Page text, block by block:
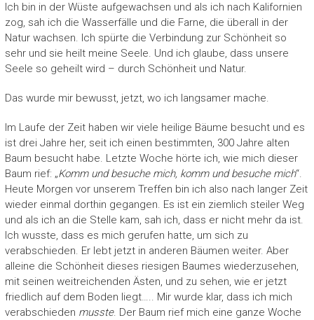
Ich bin in der Wüste aufgewachsen und als ich nach Kalifornien
zog, sah ich die Wasserfälle und die Farne, die überall in der
Natur wachsen. Ich spürte die Verbindung zur Schönheit so
sehr und sie heilt meine Seele. Und ich glaube, dass unsere
Seele so geheilt wird – durch Schönheit und Natur.
Das wurde mir bewusst, jetzt, wo ich langsamer mache.
Im Laufe der Zeit haben wir viele heilige Bäume besucht und es
ist drei Jahre her, seit ich einen bestimmten, 300 Jahre alten
Baum besucht habe. Letzte Woche hörte ich, wie mich dieser
Baum rief: „Komm und besuche mich, komm und besuche mich“.
Heute Morgen vor unserem Treffen bin ich also nach langer Zeit
wieder einmal dorthin gegangen. Es ist ein ziemlich steiler Weg
und als ich an die Stelle kam, sah ich, dass er nicht mehr da ist.
Ich wusste, dass es mich gerufen hatte, um sich zu
verabschieden. Er lebt jetzt in anderen Bäumen weiter. Aber
alleine die Schönheit dieses riesigen Baumes wiederzusehen,
mit seinen weitreichenden Ästen, und zu sehen, wie er jetzt
friedlich auf dem Boden liegt….. Mir wurde klar, dass ich mich
verabschieden musste. Der Baum rief mich eine ganze Woche